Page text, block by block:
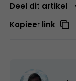
Deel dit artikel
Kopieer link